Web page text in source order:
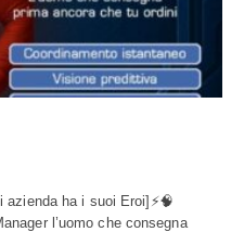
azienda ha i suoi Eroi]⚡🧠
l’uomo che consegna